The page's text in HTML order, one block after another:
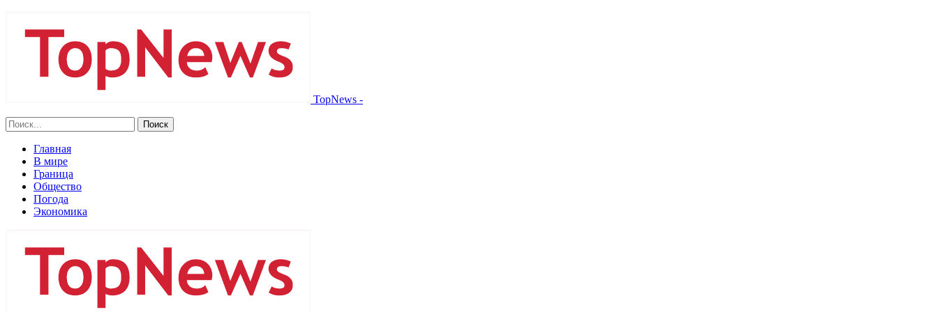
TopNews -
Главная
В мире
Граница
Общество
Погода
Экономика